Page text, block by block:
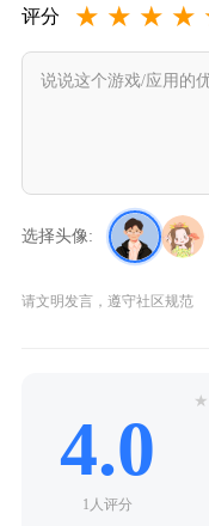
评分 ★ ★ ★ ★
选择头像:
请文明发言，遵守社区规范
4.0
1人评分
★